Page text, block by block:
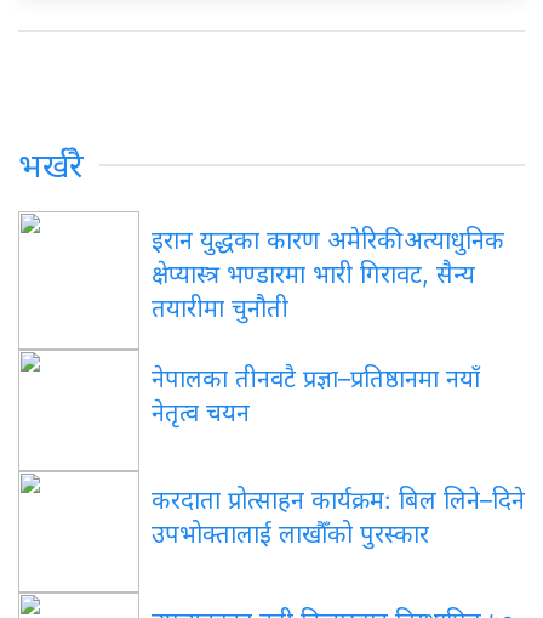
भर्खरै
इरान युद्धका कारण अमेरिकी अत्याधुनिक
क्षेप्यास्त्र भण्डारमा भारी गिरावट, सैन्य
तयारीमा चुनौती
नेपालका तीनवटै प्रज्ञा–प्रतिष्ठानमा नयाँ
नेतृत्व चयन
करदाता प्रोत्साहन कार्यक्रम: बिल लिने–दिने
उपभोक्तालाई लाखौँको पुरस्कार